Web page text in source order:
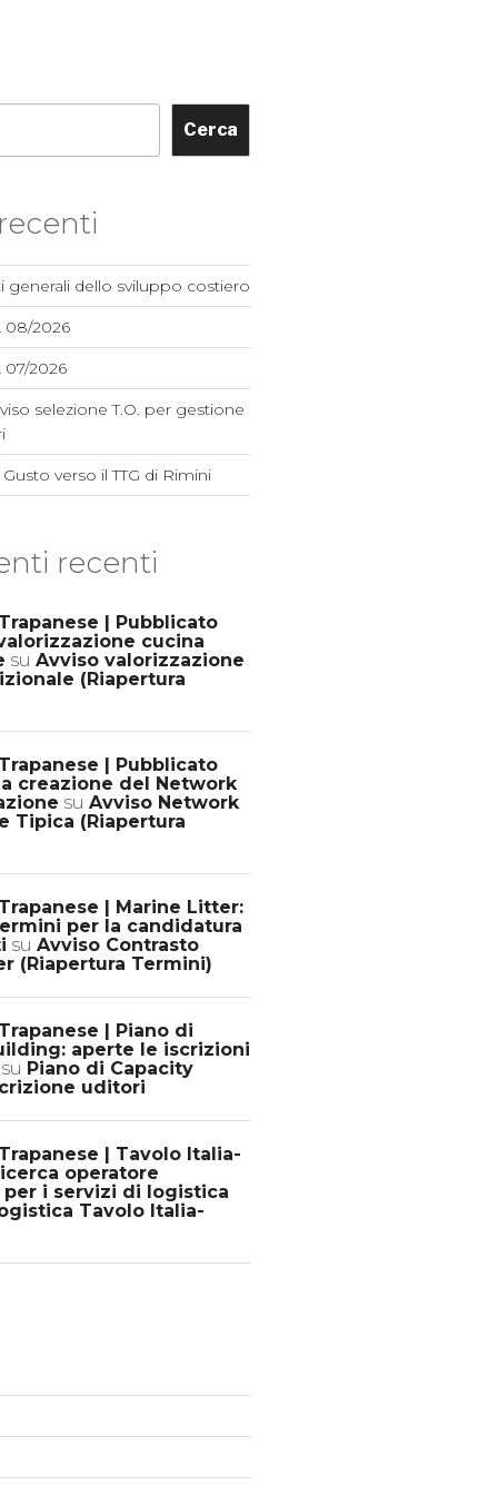
Cerca
generali dello sviluppo costiero
08/2026
2026
selezione T.O. per gestione
verso il TTG di Rimini
recenti
| Pubblicato
cucina
su Avviso valorizzazione
(Riapertura
| Pubblicato
creazione del Network
su Avviso Network
Tipica (Riapertura
| Marine Litter:
per la candidatura
su Avviso Contrasto
(Riapertura Termini)
| Piano di
aperte le iscrizioni
su Piano di Capacity
uditori
| Tavolo Italia-
operatore
i servizi di logistica
Tavolo Italia-